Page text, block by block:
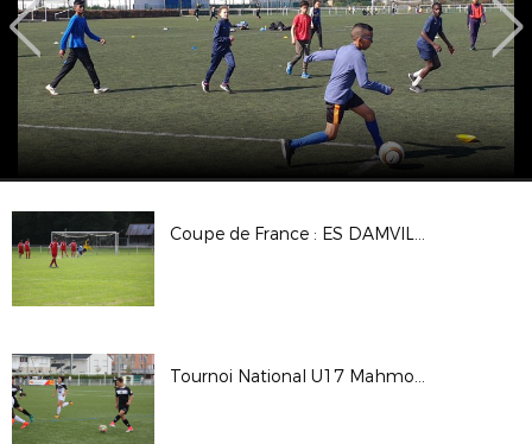
Coupe de France : ES DAMVILLE 2-2 (Tab 3-5) CS BEAUMONT
Tournoi National U17 Mahmoud TIARCI - Saison 2017-2018